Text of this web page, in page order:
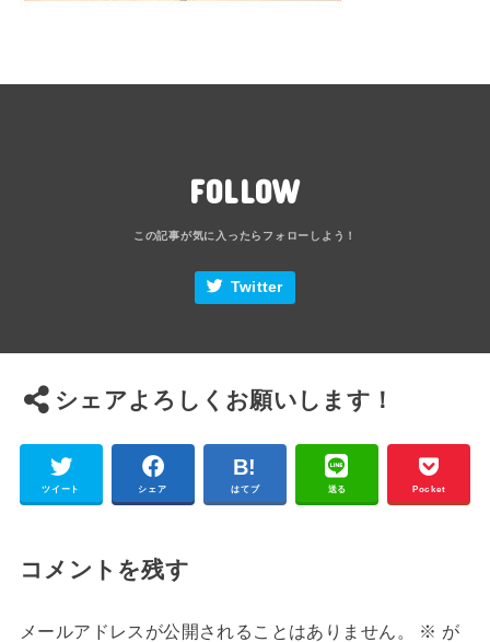
FOLLOW
Twitter
シェアよろしくお願いします！
ツイート シェア はてブ 送る Pocket
コメントを残す
メールアドレスが公開されることはありません。 ※ が